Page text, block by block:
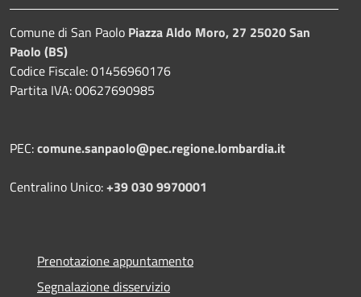
Comune di San Paolo Piazza Aldo Moro, 27 25020 San
Paolo (BS)
Codice Fiscale: 01456960176
Partita IVA: 00627690985
PEC:comune.sanpaolo@pec.regione.lombardia.it
Centralino Unico:+39 030 9970001
Prenotazione appuntamento
Segnalazione disservizio